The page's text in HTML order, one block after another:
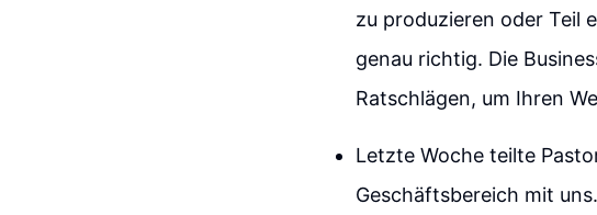
zu produzieren oder Teil
genau richtig. Die
Ratschlägen, um Ihren
Letzte Woche teilte
Geschäftsbereich mit